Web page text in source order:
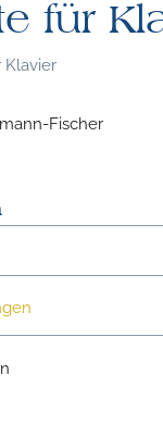
für
Klavier
Fischer